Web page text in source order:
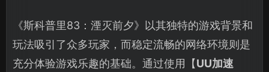
《斯科普里83：湮灭前夕》以其独特的游戏背景和
玩法吸引了众多玩家，而稳定流畅的网络环境则是
充分体验游戏乐趣的基础。通过使用【UU加速